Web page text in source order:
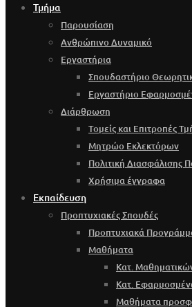
Τμήμα
Παρουσίαση
Ανθρώπινο Δυναμικό
Εργαστήρια
Σπουδαστήριο
Εργαστήριο
Διάρθρωση
Τομείς και Επιτροπές
Μητρώο Εκλεκτόρων
Πολιτική Διασφάλισης
Χρήσιμα έγγραφα
Εκπαίδευση
Προπτυχιακές Σπουδές
Προπτυχιακά
Μαθήματα
Κατ.
Κατ.
Μαθήματα